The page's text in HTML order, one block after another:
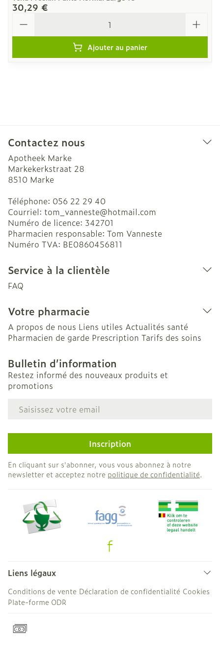
30,29 €
Ajouter au panier
Contactez nous
Apotheek Marke
Markekerkstraat 28
8510 Marke
Téléphone: 056 22 29 40
Courriel: tom_vanneste@hotmail.com
Numéro de licence: 342701
Pharmacien responsable: Tom Vanneste
Numéro TVA: BE0860456811
Service à la clientèle
FAQ
Votre pharmacie
A propos de nous Liens utiles Actualités santé
Pharmacien de garde Prescription Tarifs des soins
Bulletin d’information
Restez informé des nouveaux produits et
promotions
Adresse mail
Inscription
En cliquant sur s'abonner, vous vous abonnez à notre
newsletter et acceptez notre politique de confidentialité.
Liens légaux
Conditions de vente Déclaration de confidentialité Cookies
Plate-forme ODR